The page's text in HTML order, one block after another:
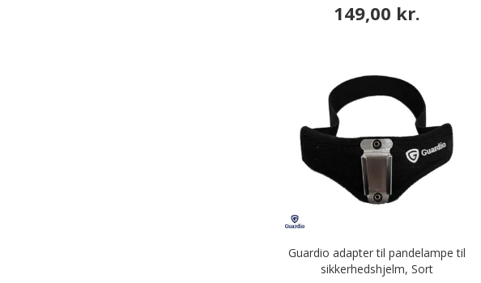
149,00 kr.
Guardio adapter til pandelampe til
sikkerhedshjelm, Sort